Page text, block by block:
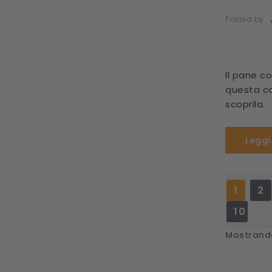
Posted by
Il pane
questa
scoprila.
1 2
10